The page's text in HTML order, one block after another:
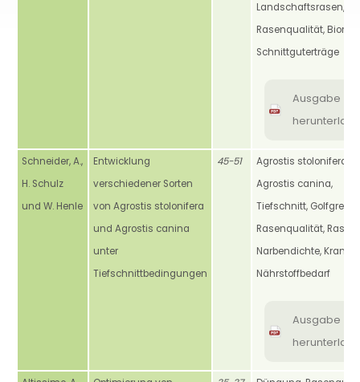
Landschaftsrasen,
Rasenqualität,
Schnittguterträge
Ausgabe
Schneider, A.,
H. Schulz
und W. Henle
Entwicklung
verschiedener Sorten
von Agrostis stolonifera
und Agrostis canina
unter
Tiefschnittbedingungen
45-51
Agrostis stolonifera,
Agrostis canina,
Tiefschnitt, Golfgreen,
Rasenqualität,
Narbendichte,
Nährstoffbedarf
Ausgabe